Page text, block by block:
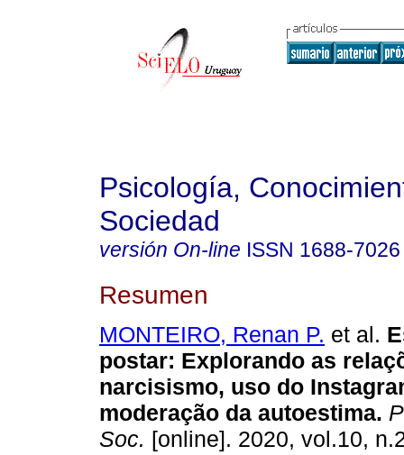
Psicología,
Sociedad
versión On-line ISSN 1688-7026
Resumen
MONTEIRO, Renan P. et al.
postar: Explorando as
narcisismo, uso do
moderação da autoestima.
Soc. [online]. 2020, vol.10,